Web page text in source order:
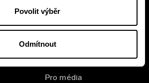
Povolit výběr
Odmítnout
Kontakt
Příjem rukopisů
Pro média